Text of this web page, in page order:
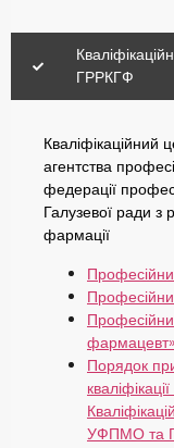
ГРРКГФ
Кваліфікаційний
агентства
федерації
Галузевої ради з
фармації
фармацевт»
Порядок
УФПМО та